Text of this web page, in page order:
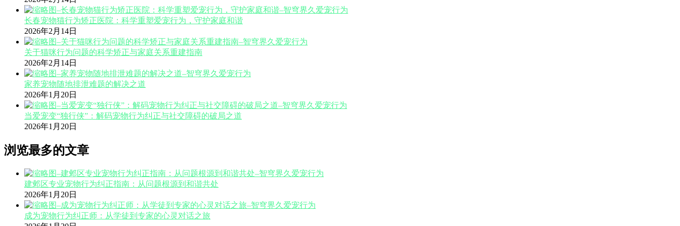
长春宠物猫行为矫正医院：科学重塑爱宠行为，守护家庭和谐
2026年2月14日
关于猫咪行为问题的科学矫正与家庭关系重建指南
2026年2月14日
家养宠物随地排泄难题的解决之道
2026年1月20日
当爱宠变“独行侠”：解码宠物行为纠正与社交障碍的破局之道
2026年1月20日
浏览最多的文章
建邺区专业宠物行为纠正指南：从问题根源到和谐共处
2026年1月20日
成为宠物行为纠正师：从学徒到专家的心灵对话之旅